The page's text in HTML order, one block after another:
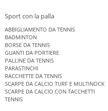
Sport con la palla
ABBIGLIAMENTO DA TENNIS
BADMINTON
BORSE DA TENNIS
GUANTI DA PORTIERE
PALLINE DA TENNIS
PARASTINCHI
RACCHETTE DA TENNIS
SCARPE DA CALCIO TURF E MULTINOCK
SCARPE DA CALCIO CON TACCHETTI
TENNIS